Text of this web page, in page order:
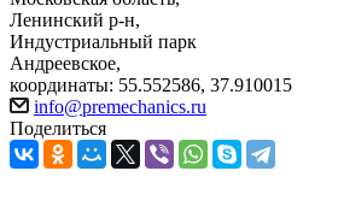
Ленинский р-н,
Индустриальный парк
Андреевское,
координаты: 55.552586, 37.910015
info@premechanics.ru
Поделиться